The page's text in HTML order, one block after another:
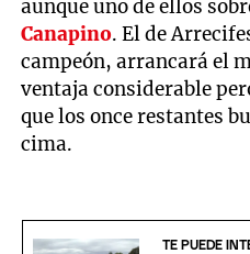
aunque uno de ellos
Canapino. El de
campeón, arrancará el
ventaja considerable
que los once restantes
cima.
TE PUEDE